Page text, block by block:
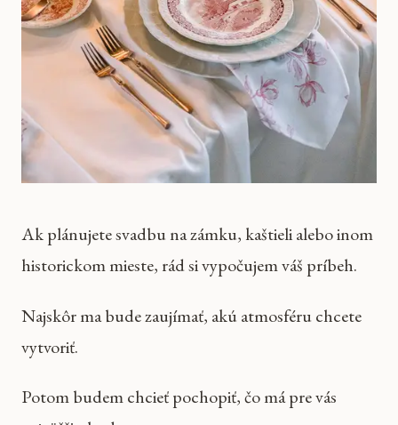
Ak plánujete svadbu na zámku, kaštieli alebo inom
historickom mieste, rád si vypočujem váš príbeh.
Najskôr ma bude zaujímať, akú atmosféru chcete
vytvoriť.
Potom budem chcieť pochopiť, čo má pre vás